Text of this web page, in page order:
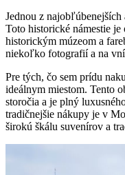
Jednou z
Toto historické námestie
historickým múzeom a
niekoľko fotografií a na
Pre tých, čo sem prídu
ideálnym miestom. Tento
storočia a je plný
tradičnejšie nákupy je v
širokú škálu suvenírov a